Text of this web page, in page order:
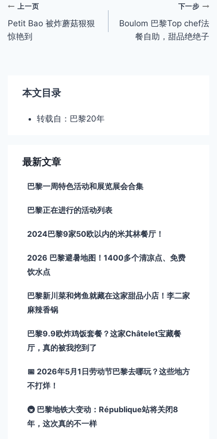
文
章
上一页
Petit Bao 被炸蘑菇狠狠
惊艳到
下一步
Boulom 巴黎Top chef法
餐自助，甜品绝绝子
本文目录
转载自：巴黎20年
最新文章
巴黎一周特色活动和展览展会合集
巴黎正在进行的活动列表
2024巴黎9家50欧以内的米其林餐厅！
2026 巴黎避暑地图！1400多个清凉点、免费
饮水点
巴黎新川菜和烤鱼就藏在这家甜品小店！李二家
麻辣香锅
巴黎9.9欧炸鸡饭套餐？这家Châtelet宝藏餐
厅，真的被我挖到了
📅 2026年5月1日劳动节巴黎去哪玩？这些地方
不打烊！
🚇 巴黎地铁大变动：République站将关闭8
年，这次真的不一样